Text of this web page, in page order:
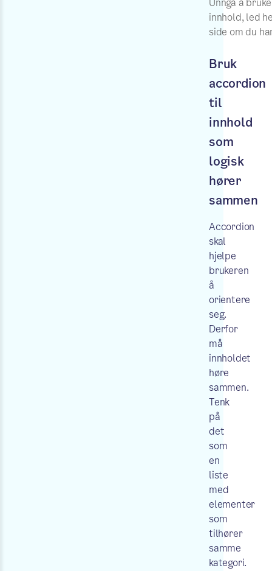
Unngå å
innhold, led
side om du
Bruk
accordion
til
innhold
som
logisk
hører
sammen
Accordion
skal
hjelpe
brukeren
å
orientere
seg.
Derfor
må
innholdet
høre
sammen.
Tenk
på
det
som
en
liste
med
elementer
som
tilhører
samme
kategori.